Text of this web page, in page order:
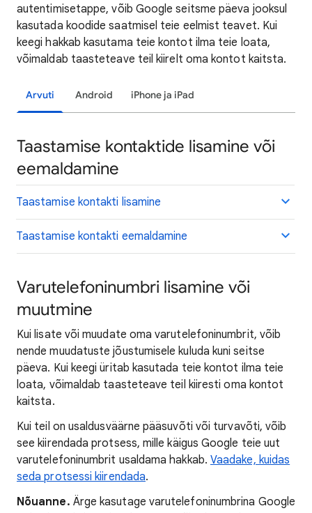
autentimisetappe, võib Google seitsme päeva jooksul
kasutada koodide saatmisel teie eelmist teavet. Kui
keegi hakkab kasutama teie kontot ilma teie loata,
võimaldab taasteteave teil kiirelt oma kontot kaitsta.
Arvuti Android iPhone ja iPad
Taastamise kontaktide lisamine või
eemaldamine
Taastamise kontakti lisamine
Taastamise kontakti eemaldamine
Varutelefoninumbri lisamine või
muutmine
Kui lisate või muudate oma varutelefoninumbrit, võib
nende muudatuste jõustumisele kuluda kuni seitse
päeva. Kui keegi üritab kasutada teie kontot ilma teie
loata, võimaldab taasteteave teil kiiresti oma kontot
kaitsta.
Kui teil on usaldusväärne pääsuvõti või turvavõti, võib
see kiirendada protsess, mille käigus Google teie uut
varutelefoninumbrit usaldama hakkab. Vaadake, kuidas
seda protsessi kiirendada.
Nõuanne. Ärge kasutage varutelefoninumbrina Google